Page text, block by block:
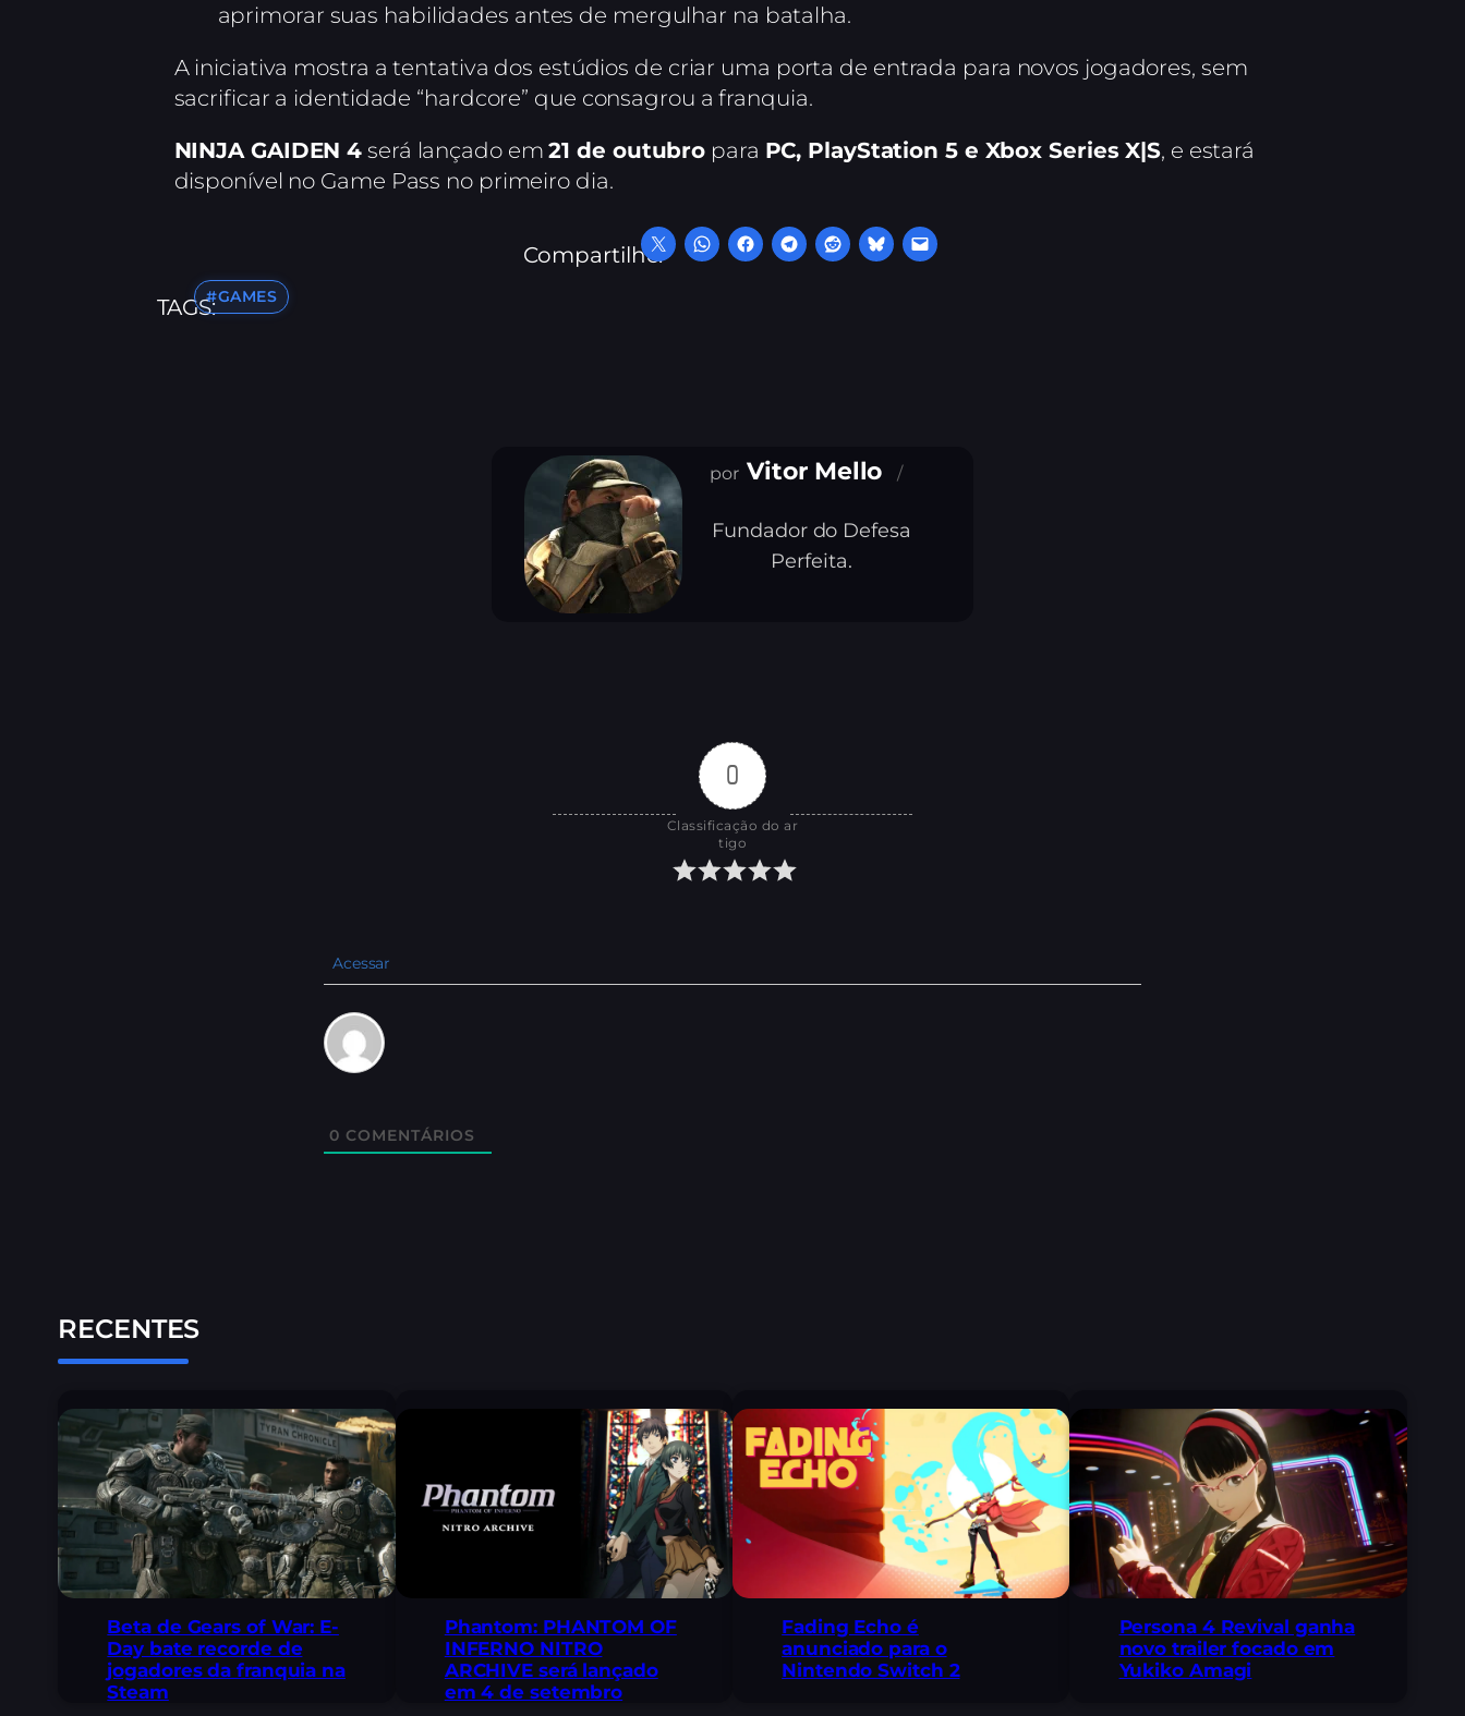
aprimorar suas habilidades antes de mergulhar na batalha.
A iniciativa mostra a tentativa dos estúdios de criar uma porta de entrada para novos jogadores, sem
sacrificar a identidade “hardcore” que consagrou a franquia.
NINJA GAIDEN 4 será lançado em21 de outubro para PC, PlayStation 5 e Xbox Series X|S, e estará
disponível no Game Pass no primeiro dia.
Compartilhe:
TAGS:#GAMES
Vitor Mello
Fundador do Defesa
Perfeita.
0
Classificação do ar
tigo
Acessar
0 COMENTÁRIOS
RECENTES
Beta de Gears of War: E-
Day bate recorde de
jogadores da franquia na
Steam
Phantom: PHANTOM OF
INFERNO NITRO
ARCHIVE será lançado
em 4 de setembro
Fading Echo é
anunciado para o
Nintendo Switch 2
Persona 4 Revival ganha
novo trailer focado em
Yukiko Amagi